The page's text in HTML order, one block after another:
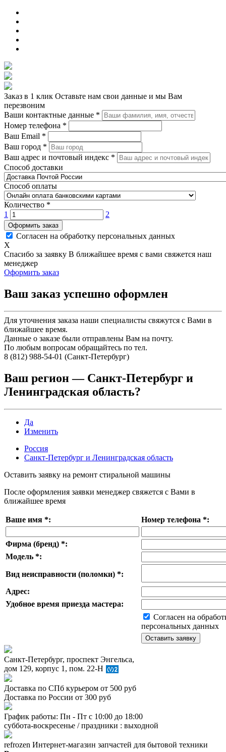
Заказ в 1 клик Оставьте нам свои данные и мы Вам
перезвоним
Ваши контактные данные *
Номер телефона *
Ваш Email *
Ваш город *
Ваш адрес и почтовый индекс *
Способ доставки
Способ оплаты
Количество *
1
2
Оформить заказ
Согласен на обработку персональных данных
X
Спасибо за заявку В ближайшее время с вами свяжется наш
менеджер
Оформить заказ
Ваш заказ успешно оформлен
Для уточнения заказа наши специалисты свяжутся с Вами в
ближайшее время.
Данные о заказе были отправлены Вам на почту.
По любым вопросам обращайтесь по тел.
8 (812) 988-54-01 (Санкт-Петербург)
Ваш регион — Санкт-Петербург и
Ленинградская область?
Да
Изменить
Россия
Санкт-Петербург и Ленинградская область
Оставить заявку на ремонт стиральной машины
После оформления заявки менеджер свяжется с Вами в
ближайшее время
Ваше имя *: Номер телефона *:
Фирма (бренд) *:
Модель *:
Вид неисправности (поломки) *:
Адрес:
Удобное время приезда мастера:
Согласен на
персональных данных
Санкт-Петербург, проспект Энгельса,
дом 129, корпус 1, пом. 22-Н
Доставка по СПб курьером от 500 руб
Доставка по России от 300 руб
График работы: Пн - Пт с 10:00 до 18:00
суббота-воскресенье / праздники : выходной
refrozen Интернет-магазин запчастей для бытовой техники